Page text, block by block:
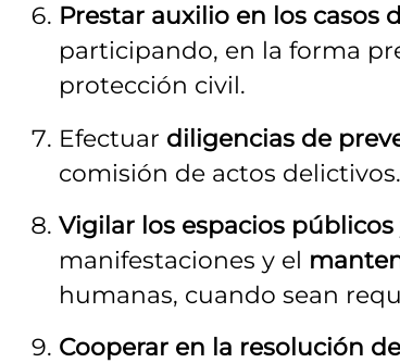
Prestar auxilio en los casos
participando, en la forma
protección civil.
Efectuar diligencias de
comisión de actos delictivos.
Vigilar los espacios públicos
manifestaciones y el
humanas, cuando sean
Cooperar en la resolución